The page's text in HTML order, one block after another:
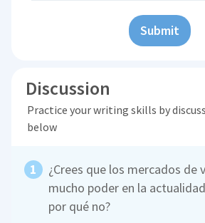
Submit
Discussion
Practice your writing skills by
below
¿Crees que los mercados de
mucho poder en la
por qué no?